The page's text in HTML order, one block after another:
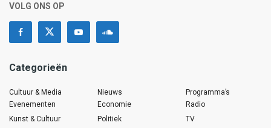
VOLG ONS OP
Categorieën
Cultuur & Media
Evenementen
Kunst & Cultuur
Nieuws
Economie
Politiek
Programma’s
Radio
TV